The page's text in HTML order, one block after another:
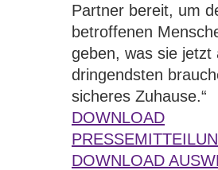
Partner bereit, um
betroffenen
geben, was sie jetzt
dringendsten
sicheres Zuhause.“
DOWNLOAD
DOWNLOAD